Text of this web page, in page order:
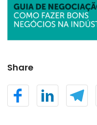
Share